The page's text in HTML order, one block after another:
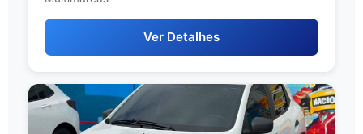
Ver Detalhes